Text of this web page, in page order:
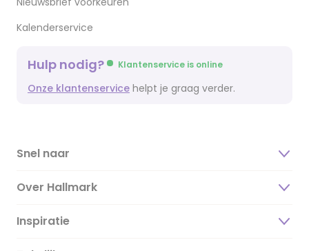
Kalenderservice
Hulp nodig? Klantenservice is online
Onze klantenservice helpt je graag verder.
Snel naar
Over Hallmark
Over ons
Duurzaamheid
Inspiratie